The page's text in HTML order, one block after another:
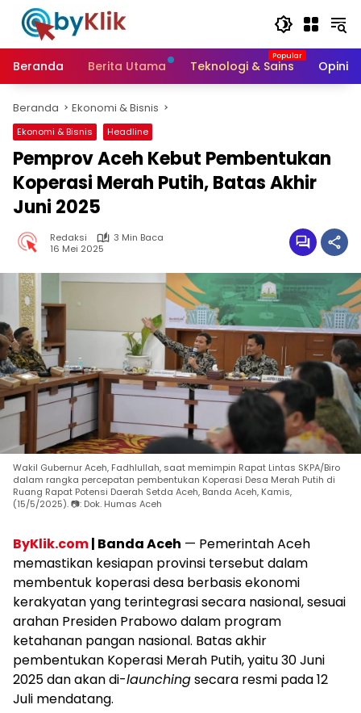
Langsung
konten
Beranda
Berita Utama Teknologi & Sains Opini
Beranda Ekonomi & Bisnis
Ekonomi & Bisnis Headline
Pemprov Aceh Kebut Pembentukan
Koperasi Merah Putih, Batas Akhir
Juni 2025
Redaksi
3 Min Baca
16 Mei 2025
Wakil Gubernur Aceh, Fadhlullah, saat memimpin Rapat Lintas SKPA/Biro
dalam rangka percepatan pembentukan Koperasi Desa Merah Putih di
Ruang Rapat Potensi Daerah Setda Aceh, Banda Aceh, Kamis,
(15/5/2025). 📷: Dok. Humas Aceh
ByKlik.com| Banda Aceh — Pemerintah Aceh
memastikan kesiapan provinsi tersebut dalam
membentuk koperasi desa berbasis ekonomi
kerakyatan yang terintegrasi secara nasional, sesuai
arahan Presiden Prabowo dalam program
ketahanan pangan nasional. Batas akhir
pembentukan Koperasi Merah Putih, yaitu 30 Juni
2025 dan akan di-launchingsecara resmi pada 12
Juli mendatang.